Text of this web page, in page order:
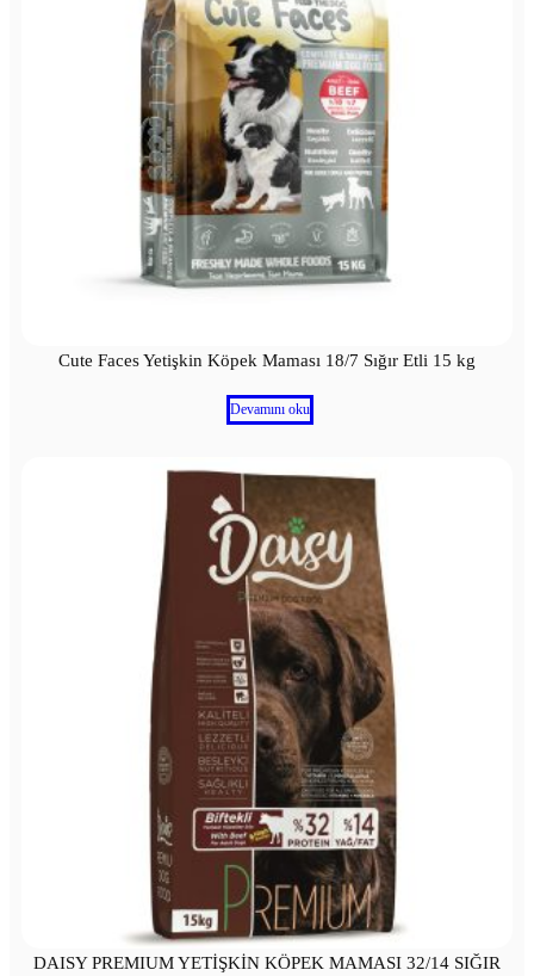
Cute Faces Yetişkin Köpek Maması 18/7 Sığır Etli 15 kg
Devamını oku
DAISY PREMIUM YETİŞKİN KÖPEK MAMASI 32/14 SIĞIR